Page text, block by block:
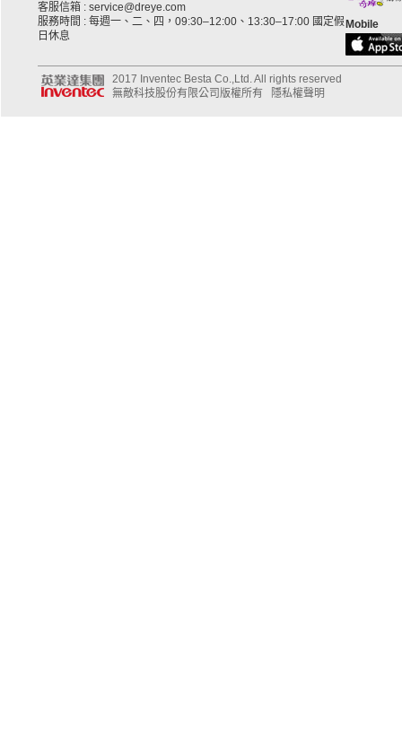
客服信箱 : service@dreye.com
服務時間 : 每週一、二、四，09:30–12:00、13:30–17:00 國定假
日休息
Mobile
2017 Inventec Besta Co.,Ltd. All rights reserved
無敵科技股份有限公司版權所有
隱私權聲明